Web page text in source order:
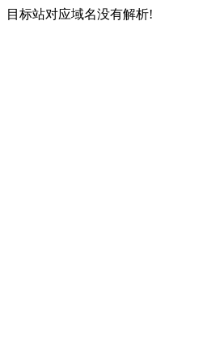
目标站对应域名没有解析!